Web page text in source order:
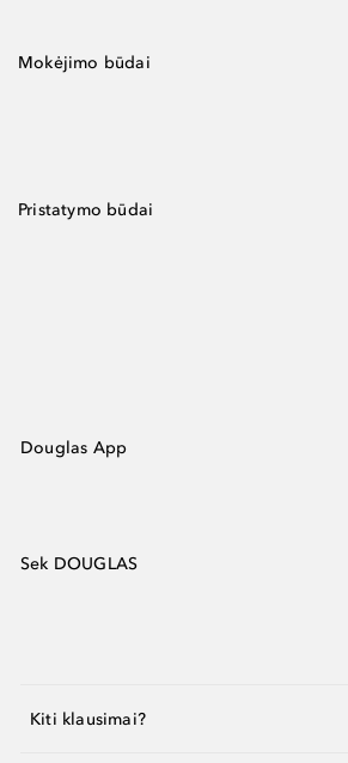
Mokėjimo būdai
Pristatymo būdai
Douglas App
Sek DOUGLAS
Kiti klausimai?